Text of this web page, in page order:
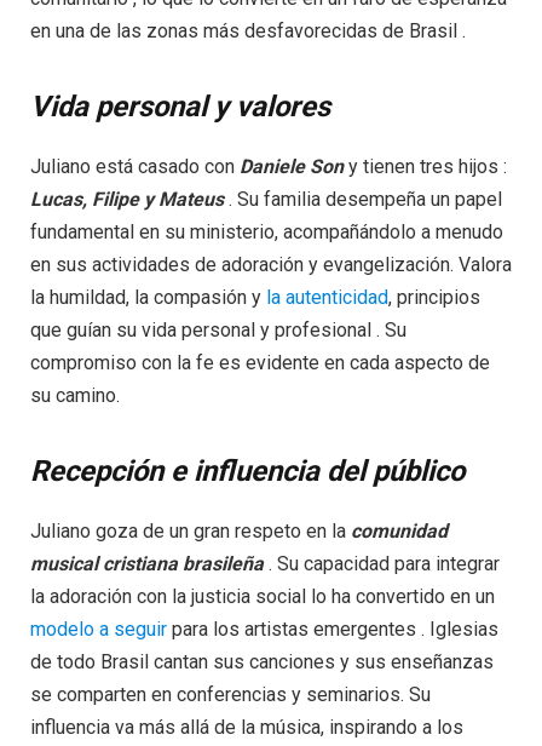
en una de las zonas más desfavorecidas de Brasil .
Vida personal y valores
Juliano está casado con Daniele Sony tienen tres hijos :
Lucas, Filipe y Mateus. Su familia desempeña un papel
fundamental en su ministerio, acompañándolo a menudo
en sus actividades de adoración y evangelización. Valora
la humildad, la compasión y la autenticidad, principios
que guían su vida personal y profesional . Su
compromiso con la fe es evidente en cada aspecto de
su camino.
Recepción e influencia del público
Juliano goza de un gran respeto en la comunidad
musical cristiana brasileña. Su capacidad para integrar
la adoración con la justicia social lo ha convertido en un
modelo a seguir para los artistas emergentes . Iglesias
de todo Brasil cantan sus canciones y sus enseñanzas
se comparten en conferencias y seminarios. Su
influencia va más allá de la música, inspirando a los